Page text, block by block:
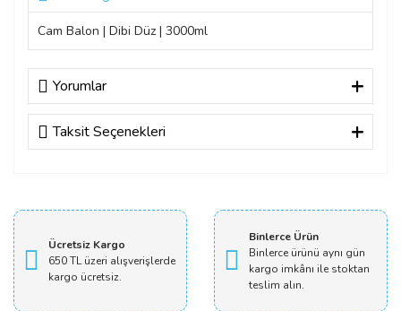
Cam Balon | Dibi Düz | 3000ml
Yorumlar
Bu ürüne ilk yorumu siz yapın!
Taksit Seçenekleri
Ücretsiz Kargo
650 TL üzeri alışverişlerde
kargo ücretsiz.
Binlerce Ürün
Binlerce ürünü aynı gün
kargo imkânı ile stoktan
teslim alın.